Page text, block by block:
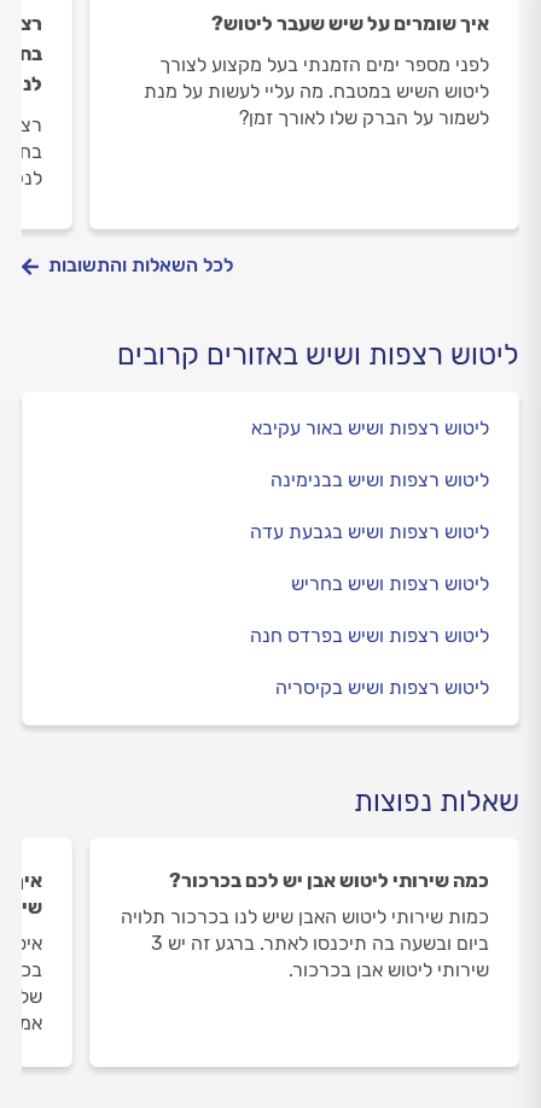
איך שומרים על שיש שעבר ליטוש?
לפני מספר ימים הזמנתי בעל מקצוע לצורך
ליטוש השיש במטבח. מה עליי לעשות על מנת
לשמור על הברק שלו לאורך זמן?
לכל השאלות והתשובות
ליטוש רצפות ושיש באזורים קרובים
ליטוש רצפות ושיש באור עקיבא
ליטוש רצפות ושיש בבנימינה
ליטוש רצפות ושיש בגבעת עדה
ליטוש רצפות ושיש בחריש
ליטוש רצפות ושיש בפרדס חנה
ליטוש רצפות ושיש בקיסריה
שאלות נפוצות
כמה שירותי ליטוש אבן יש לכם בכרכור?
כמות שירותי ליטוש האבן שיש לנו בכרכור תלויה
ביום ובשעה בה תיכנסו לאתר. ברגע זה יש 3
שירותי ליטוש אבן בכרכור.
איך